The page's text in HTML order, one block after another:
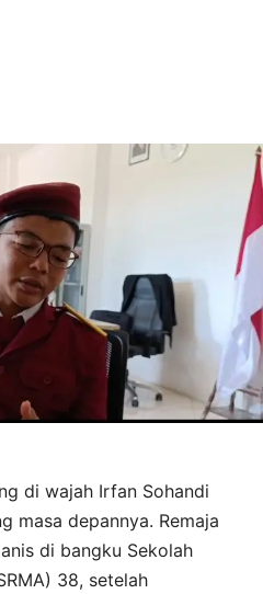
di wajah Irfan Sohandi
masa depannya. Remaja
di bangku Sekolah
38, setelah